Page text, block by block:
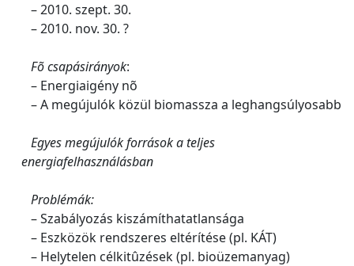
– 2010. szept. 30.
– 2010. nov. 30. ?
Fõ csapásirányok:
– Energiaigény nõ
– A megújulók közül biomassza a leghangsúlyosabb
Egyes megújulók források a teljes
energiafelhasználásban
Problémák:
– Szabályozás kiszámíthatatlansága
– Eszközök rendszeres eltérítése (pl. KÁT)
– Helytelen célkitûzések (pl. bioüzemanyag)